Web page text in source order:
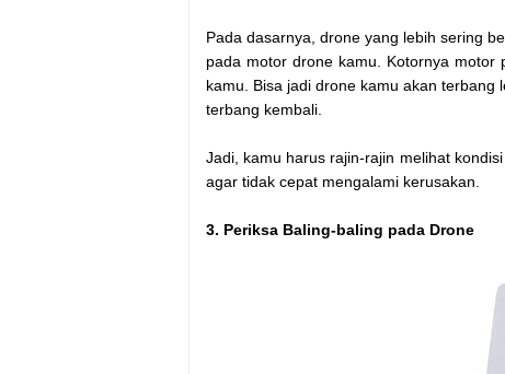
Pada dasarnya, drone yang lebih sering
pada motor drone kamu. Kotornya
kamu. Bisa jadi drone kamu akan
terbang kembali.
Jadi, kamu harus rajin-rajin melihat
agar tidak cepat mengalami kerusakan.
3. Periksa Baling-baling pada Drone